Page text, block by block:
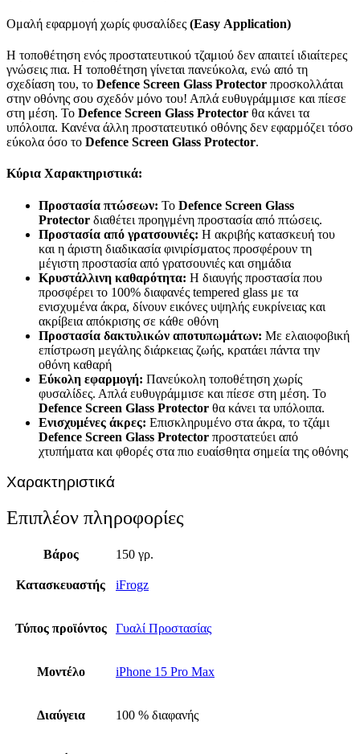
Ομαλή εφαρμογή χωρίς φυσαλίδες (Easy Application)
Η τοποθέτηση ενός προστατευτικού τζαμιού δεν απαιτεί ιδιαίτερες
γνώσεις πια. Η τοποθέτηση γίνεται πανεύκολα, ενώ από τη
σχεδίαση του, το Defence Screen Glass Protector προσκολλάται
στην οθόνης σου σχεδόν μόνο του! Απλά ευθυγράμμισε και πίεσε
στη μέση. Το Defence Screen Glass Protector θα κάνει τα
υπόλοιπα. Κανένα άλλη προστατευτικό οθόνης δεν εφαρμόζει τόσο
εύκολα όσο το Defence Screen Glass Protector.
Κύρια Χαρακτηριστικά:
Προστασία πτώσεων: Το Defence Screen Glass
Protector διαθέτει προηγμένη προστασία από πτώσεις.
Προστασία από γρατσουνιές: Η ακριβής κατασκευή του
και η άριστη διαδικασία φινιρίσματος προσφέρουν τη
μέγιστη προστασία από γρατσουνιές και σημάδια
Κρυστάλλινη καθαρότητα: Η διαυγής προστασία που
προσφέρει το 100% διαφανές tempered glass με τα
ενισχυμένα άκρα, δίνουν εικόνες υψηλής ευκρίνειας και
ακρίβεια απόκρισης σε κάθε οθόνη
Προστασία δακτυλικών αποτυπωμάτων: Με ελαιοφοβική
επίστρωση μεγάλης διάρκειας ζωής, κρατάει πάντα την
οθόνη καθαρή
Εύκολη εφαρμογή: Πανεύκολη τοποθέτηση χωρίς
φυσαλίδες. Απλά ευθυγράμμισε και πίεσε στη μέση. Το
Defence Screen Glass Protector θα κάνει τα υπόλοιπα.
Ενισχυμένες άκρες: Επισκληρυμένο στα άκρα, το τζάμι
Defence Screen Glass Protector προστατεύει από
χτυπήματα και φθορές στα πιο ευαίσθητα σημεία της οθόνης
Χαρακτηριστικά
Επιπλέον πληροφορίες
Βάρος 150 γρ.
Κατασκευαστής iFrogz
Τύπος προϊόντος Γυαλί Προστασίας
Μοντέλο iPhone 15 Pro Max
Διαύγεια 100 % διαφανής